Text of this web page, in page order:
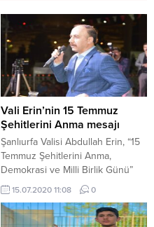
Vali Erin’nin 15 Temmuz
Şehitlerini Anma mesajı
Şanlıurfa Valisi Abdullah Erin, “15
Temmuz Şehitlerini Anma,
Demokrasi ve Milli Birlik Günü”
dolaysıyla bir mesaj yayımladı.
15.07.2020 11:08 0